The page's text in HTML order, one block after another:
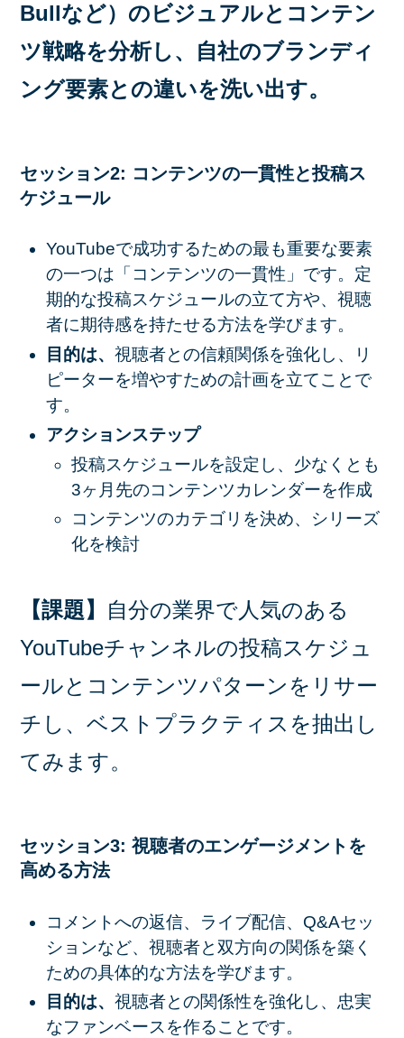
Bullなど）のビジュアルとコンテン
ツ戦略を分析し、自社のブランディ
ング要素との違いを洗い出す。
セッション2: コンテンツの一貫性と投稿ス
ケジュール
YouTubeで成功するための最も重要な要素
の一つは「コンテンツの一貫性」です。定
期的な投稿スケジュールの立て方や、視聴
者に期待感を持たせる方法を学びます。
目的は、 視聴者との信頼関係を強化し、リ
ピーターを増やすための計画を立てことで
す。
アクションステップ
投稿スケジュールを設定し、少なくとも
3ヶ月先のコンテンツカレンダーを作成
コンテンツのカテゴリを決め、シリーズ
化を検討
【課題】
自分の業界で人気のある
YouTubeチャンネルの投稿スケジュ
ールとコンテンツパターンをリサー
チし、ベストプラクティスを抽出し
てみます。
セッション3: 視聴者のエンゲージメントを
高める方法
コメントへの返信、ライブ配信、Q&Aセッ
ションなど、視聴者と双方向の関係を築く
ための具体的な方法を学びます。
目的は、 視聴者との関係性を強化し、忠実
なファンベースを作ることです。